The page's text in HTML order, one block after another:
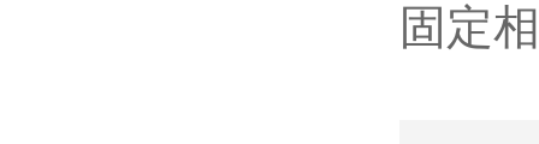
固定